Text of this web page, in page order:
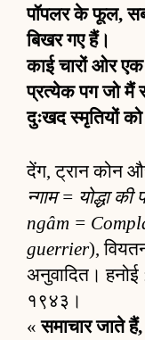
पॉपलर के फूल, सब
बिखर गए हैं।
काई चारों ओर एक
प्रत्येक पग जो मैं
दुःखद स्मृतियों
देंग, ट्रान कोन
न्गाम = योद्धा की
ngâm =
guerrier),
अनुवादित।
१९४३।
«समाचार जाते